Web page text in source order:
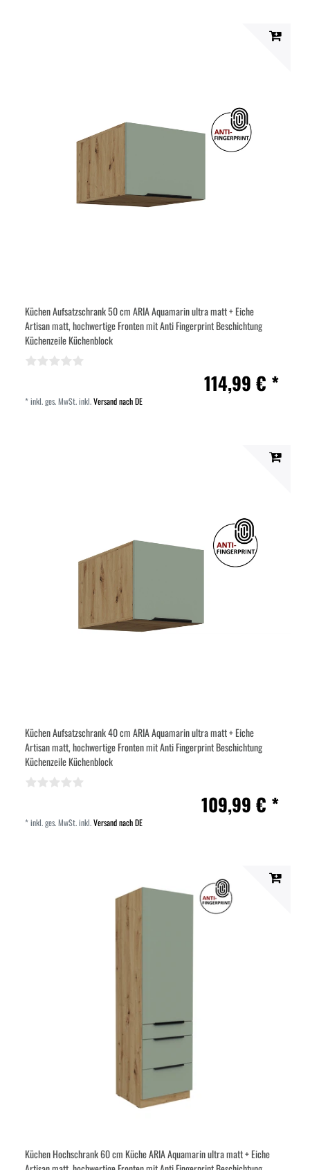
Küchen Aufsatzschrank 50 cm ARIA Aquamarin ultra matt + Eiche
Artisan matt, hochwertige Fronten mit Anti Fingerprint Beschichtung
Küchenzeile Küchenblock
114,99 € *
*inkl. ges. MwSt.inkl.Versand nach DE
Küchen Aufsatzschrank 40 cm ARIA Aquamarin ultra matt + Eiche
Artisan matt, hochwertige Fronten mit Anti Fingerprint Beschichtung
Küchenzeile Küchenblock
109,99 € *
*inkl. ges. MwSt.inkl.Versand nach DE
Küchen Hochschrank 60 cm Küche ARIA Aquamarin ultra matt + Eiche